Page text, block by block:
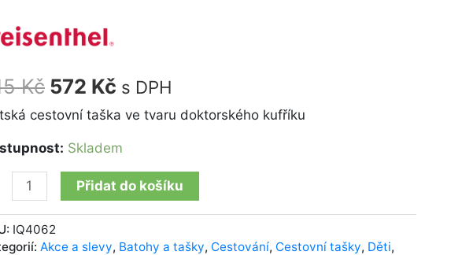
Kč
715 Kč.
572 Kč s DPH
cestovní taška ve tvaru doktorského kufříku
Skladem
Přidat do košíku
IQ4062
Akce a slevy, Batohy a tašky, Cestování, Cestovní tašky, Děti,